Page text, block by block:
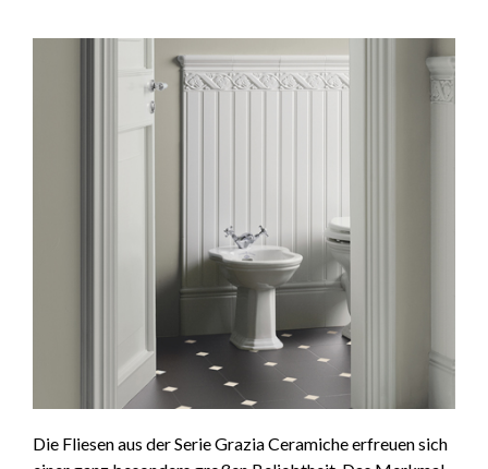
Die Fliesen aus der Serie Grazia Ceramiche erfreuen sich